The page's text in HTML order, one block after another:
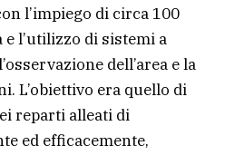
l’impiego di circa 100
e l’utilizzo di sistemi a
dell’area e la
L’obiettivo era quello di
reparti alleati di
ed efficacemente,